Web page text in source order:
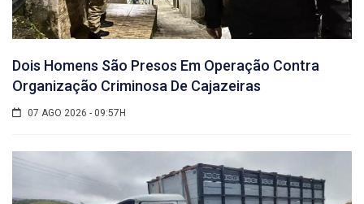
Dois Homens São Presos Em Operação Contra
Organização Criminosa De Cajazeiras
07 AGO 2026 - 09:57H